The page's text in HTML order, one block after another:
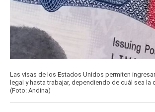
Las visas de los Estados Unidos permiten
legal y hasta trabajar, dependiendo de cuál sea la
(Foto: Andina)